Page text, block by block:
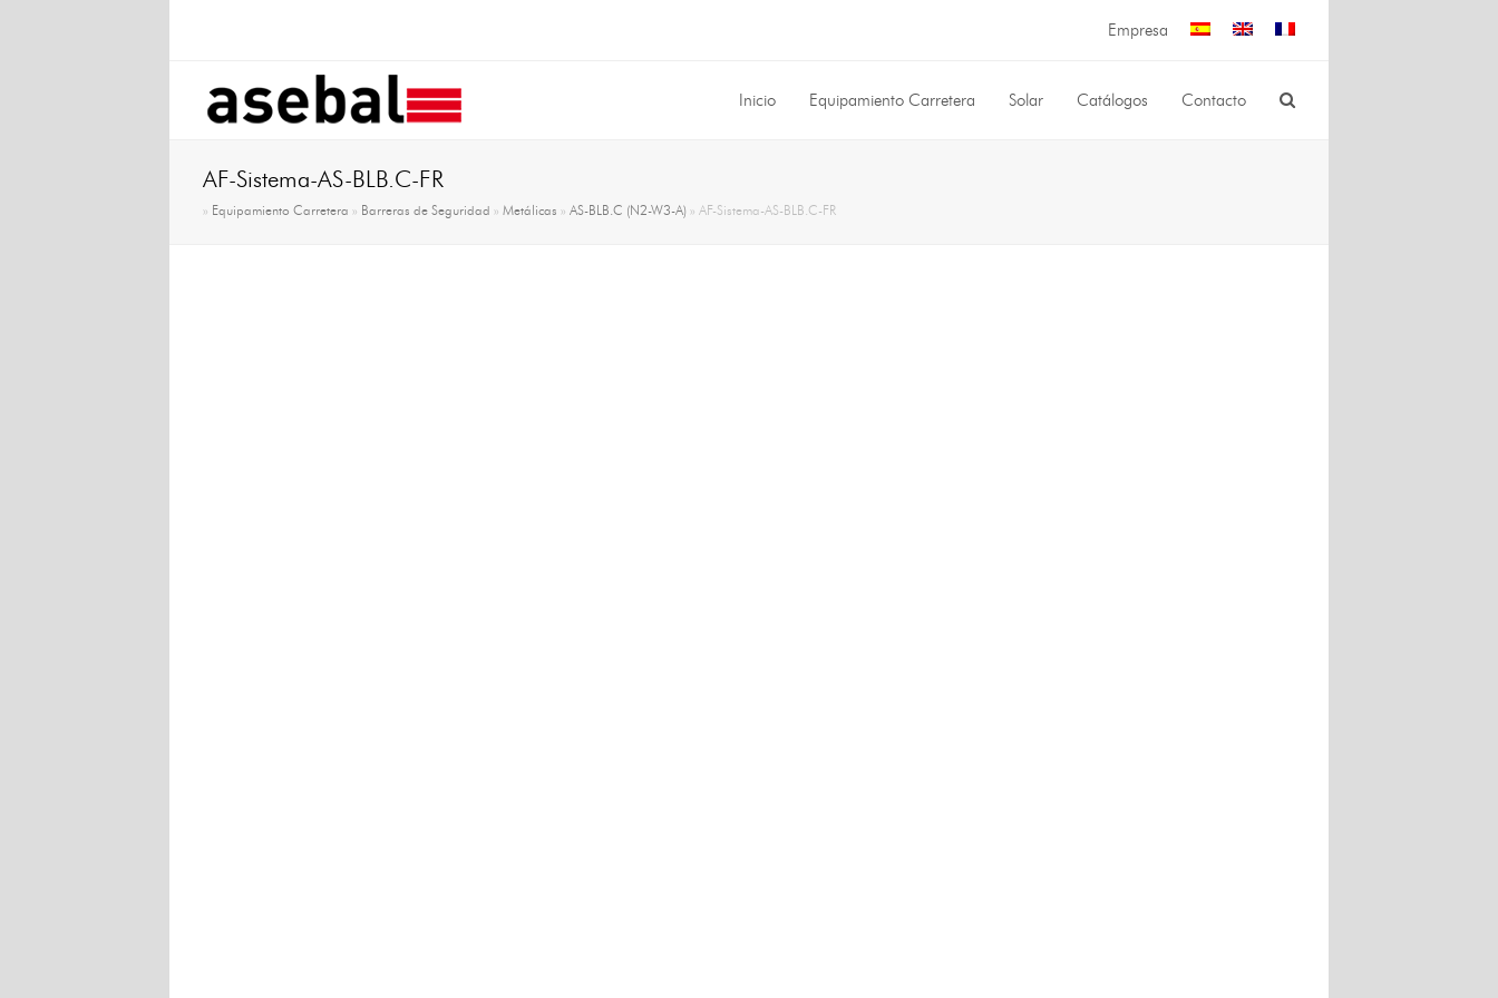
Empresa
Inicio Equipamiento Carretera Solar Catálogos Contacto
AF-Sistema-AS-BLB.C-FR
» Equipamiento Carretera » Barreras de Seguridad » Metálicas » AS-BLB.C (N2-W3-A) » AF-Sistema-AS-BLB.C-FR